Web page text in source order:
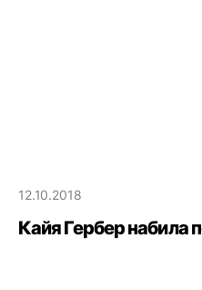
12.10.2018
Кайя Гербер набила